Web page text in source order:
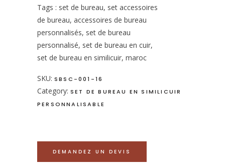
Tags : set de bureau, set accessoires
de bureau, accessoires de bureau
personnalisés, set de bureau
personnalisé, set de bureau en cuir,
set de bureau en similicuir, maroc
SKU: SBSC-001-16
Category: SET DE BUREAU EN SIMILICUIR
PERSONNALISABLE
DEMANDEZ UN DEVIS